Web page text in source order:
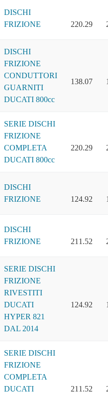
DISCHI
FRIZIONE
220.29
DISCHI
FRIZIONE
CONDUTTORI
GUARNITI
DUCATI 800cc
138.07
SERIE DISCHI
FRIZIONE
COMPLETA
DUCATI 800cc
220.29
DISCHI
FRIZIONE
124.92
DISCHI
FRIZIONE
211.52
SERIE DISCHI
FRIZIONE
RIVESTITI
DUCATI
HYPER 821
DAL 2014
124.92
SERIE DISCHI
FRIZIONE
COMPLETA
DUCATI
211.52